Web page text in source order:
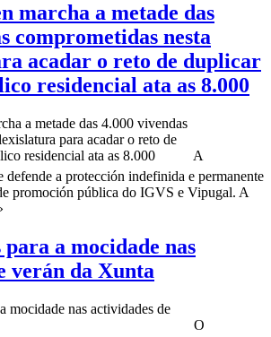
marcha a metade das
comprometidas nesta
acadar o reto de duplicar
residencial ata as 8.000
A
a protección indefinida e permanente
promoción pública do IGVS e Vipugal. A
para a mocidade nas
verán da Xunta
O